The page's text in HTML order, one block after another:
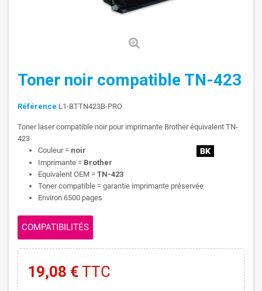
Toner noir compatible TN-423
Référence L1-BTTN423B-PRO
Toner laser compatible noir pour imprimante Brother équivalent TN-
423
Couleur = noir
Imprimante = Brother
Equivalent OEM = TN-423
Toner compatible = garantie imprimante préservée
Environ 6500 pages
COMPATIBILITÉS
19,08 € TTC